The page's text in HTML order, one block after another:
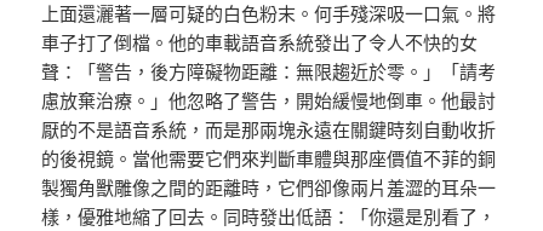
上面還灑著一層可疑的白色粉末。何手殘深吸一口氣。將
車子打了倒檔。他的車載語音系統發出了令人不快的女
聲：「警告，後方障礙物距離：無限趨近於零。」「請考
慮放棄治療。」他忽略了警告，開始緩慢地倒車。他最討
厭的不是語音系統，而是那兩塊永遠在關鍵時刻自動收折
的後視鏡。當他需要它們來判斷車體與那座價值不菲的銅
製獨角獸雕像之間的距離時，它們卻像兩片羞澀的耳朵一
樣，優雅地縮了回去。同時發出低語：「你還是別看了，